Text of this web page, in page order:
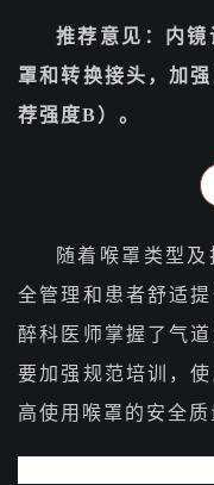
推荐意见：内
罩和转换接头，加
荐强度B）。
随着喉罩类型
全管理和患者舒适
醉科医师掌握了气
要加强规范培训，
高使用喉罩的安全质